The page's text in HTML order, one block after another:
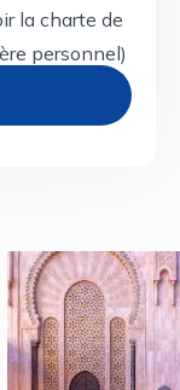
la charte de
personnel)